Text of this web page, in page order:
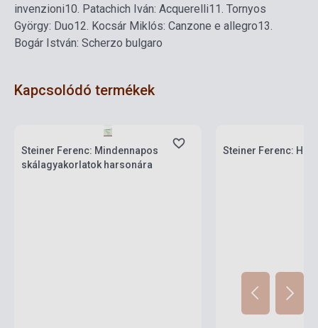
invenzioni10. Patachich Iván: Acquerelli11. Tornyos
György: Duo12. Kocsár Miklós: Canzone e allegro13.
Bogár István: Scherzo bulgaro
Kapcsolódó termékek
Steiner Ferenc: Mindennapos
skálagyakorlatok harsonára
Steiner Ferenc: